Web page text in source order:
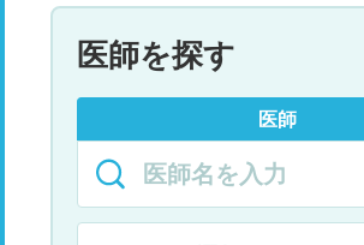
医師を探す
医師